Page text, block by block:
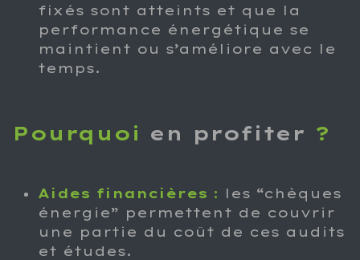
fixés sont atteints et que la
performance énergétique se
maintient ou s’améliore avec le
temps.
Pourquoi en profiter ?
Aides financières : les “chèques
énergie” permettent de couvrir
une partie du coût de ces audits
et études.